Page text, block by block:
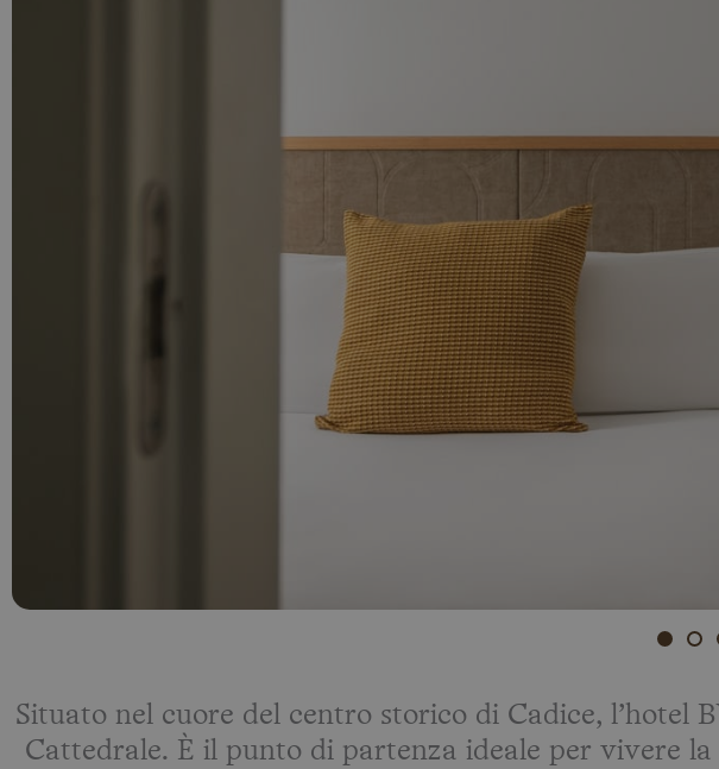
Situato nel cuore del centro storico di Cadice, l’hotel
Cattedrale. È il punto di partenza ideale per vivere